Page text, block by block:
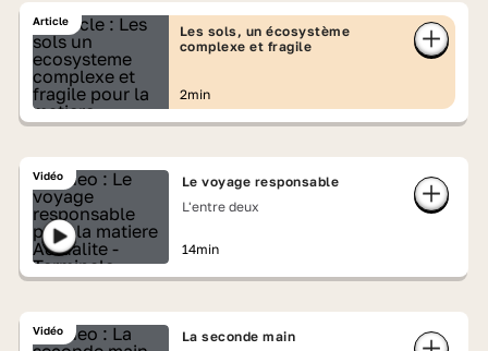
Article
Les sols, un écosystème
complexe et fragile
2min
Vidéo
Le voyage responsable
L'entre deux
14min
Vidéo
La seconde main